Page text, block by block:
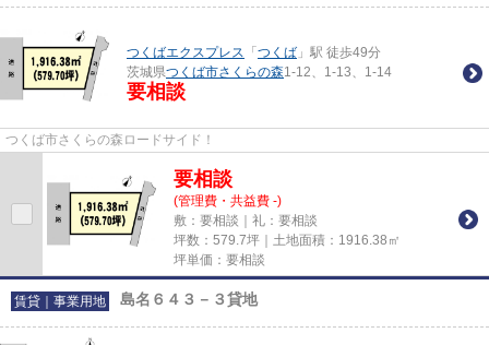
つくばエクスプレス 「 つくば 」駅 徒歩49分
茨城県つくば市さくらの森1-12、1-13、1-14
要相談
つくば市さくらの森ロードサイド！
要相談
(管理費・共益費 -)
敷：要相談｜礼：要相談
坪数：579.7坪｜土地面積：1916.38㎡
坪単価：要相談
賃貸｜事業用地 島名６４３－３貸地